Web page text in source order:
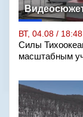
ВТ, 04.08 / 18:48
Силы
масштабным